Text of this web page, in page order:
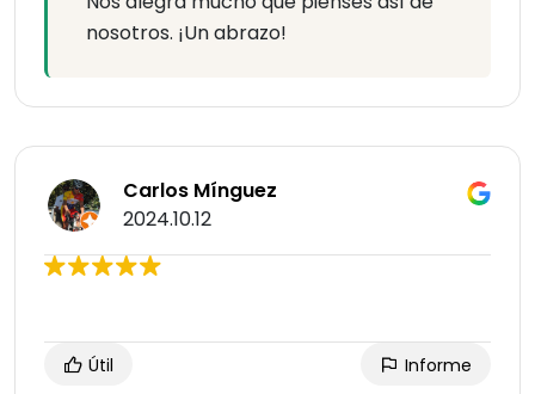
nosotros. ¡Un abrazo!
Carlos Mínguez
2024.10.12
Útil Informe